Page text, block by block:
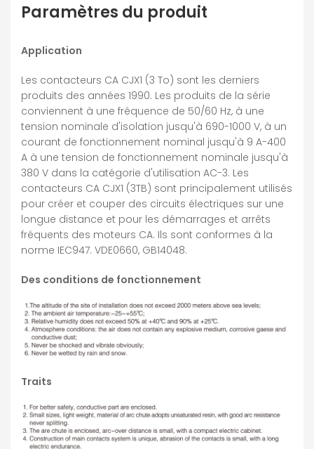
Paramètres du produit
Application
Les contacteurs CA CJX1 (3 To) sont les derniers
produits des années 1990. Les produits de la série
conviennent à une fréquence de 50/60 Hz, à une
tension nominale d'isolation jusqu'à 690-1000 V, à un
courant de fonctionnement nominal jusqu'à 9 A-400
A à une tension de fonctionnement nominale jusqu'à
380 V dans la catégorie d'utilisation AC-3. Les
contacteurs CA CJX1 (3TB) sont principalement utilisés
pour créer et couper des circuits électriques sur une
longue distance et pour les démarrages et arrêts
fréquents des moteurs CA. Ils sont conformes à la
norme IEC947. VDE0660, GB14048.
Des conditions de fonctionnement
Traits